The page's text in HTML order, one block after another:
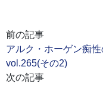
前の記事
アルク・ホーゲン痴
vol.265(その2)
次の記事